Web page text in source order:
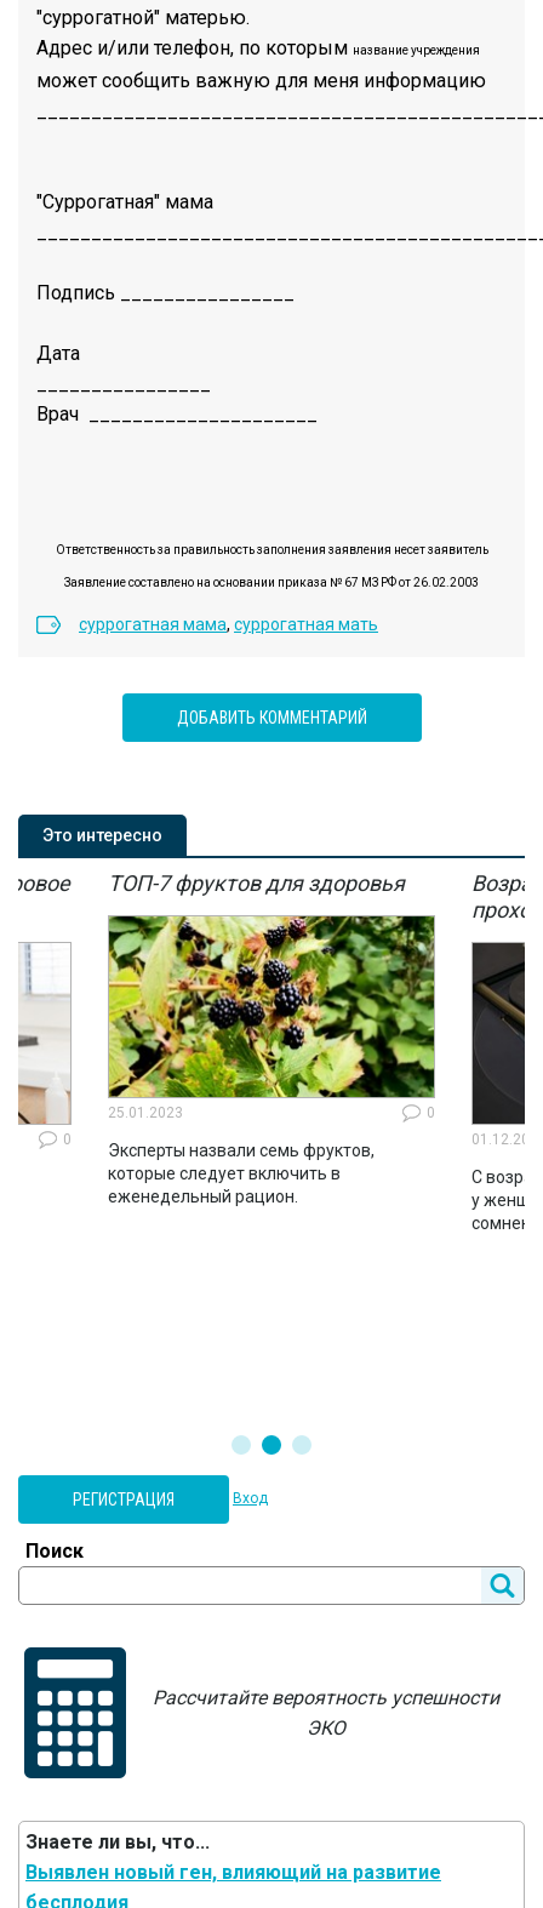
"суррогатной" матерью.
Адрес и/или телефон, по которым название учреждения
может сообщить важную для меня информацию
"Суррогатная" мама
Подпись ________________
Дата
Врач _____________________
Ответственность за правильность заполнения заявления несет заявитель
Заявление составлено на основании приказа № 67 МЗ РФ от 26.02.2003
суррогатная мама, суррогатная мать
ДОБАВИТЬ КОММЕНТАРИЙ
Это интересно
0
ТОП-7 фруктов для здоровья
25.01.2023 0
Эксперты назвали семь фруктов,
которые следует включить в
еженедельный рацион.
С
у
РЕГИСТРАЦИЯ Вход
Поиск
Рассчитайте вероятность успешности
ЭКО
Знаете ли вы, что...
Выявлен новый ген, влияющий на развитие
бесплодия